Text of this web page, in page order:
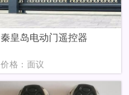
秦皇岛电动门遥控器
价格：面议